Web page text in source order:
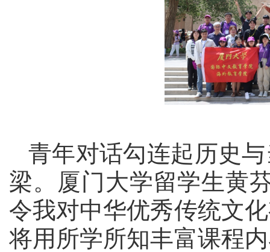
青年对话勾连起历史
梁。厦门大学留学生黄
令我对中华优秀传统文
将用所学所知丰富课程